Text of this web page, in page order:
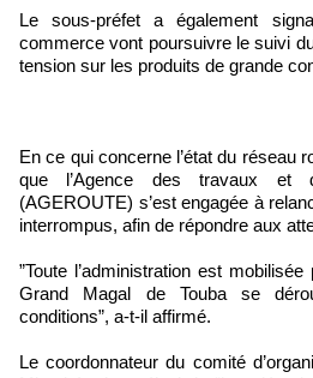
‎Le sous-préfet a également
commerce vont poursuivre le suivi
tension sur les produits de grande
‎‎En ce qui concerne l’état du réseau
que l’Agence des travaux et
(AGEROUTE) s’est engagée à
interrompus, afin de répondre aux
‎‎”Toute l’administration est
Grand Magal de Touba se
conditions”, a-t-il affirmé.
‎Le coordonnateur du comité